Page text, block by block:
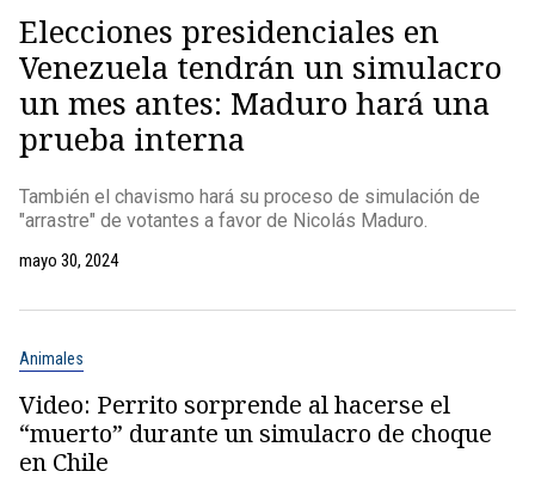
Elecciones presidenciales en
Venezuela tendrán un simulacro
un mes antes: Maduro hará una
prueba interna
También el chavismo hará su proceso de simulación de
"arrastre" de votantes a favor de Nicolás Maduro.
mayo 30, 2024
Animales
Video: Perrito sorprende al hacerse el
“muerto” durante un simulacro de choque
en Chile